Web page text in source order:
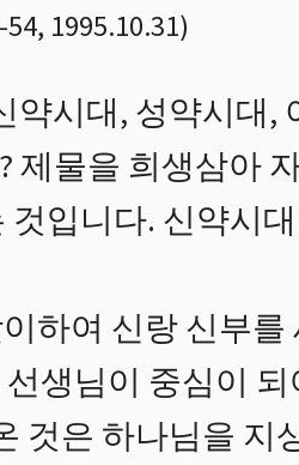
-54, 1995.10.31)
시대, 성약시대,
제물을 희생삼아
입니다. 신약시
하여 신랑 신부
생님이 중심이
것은 하나님을 지